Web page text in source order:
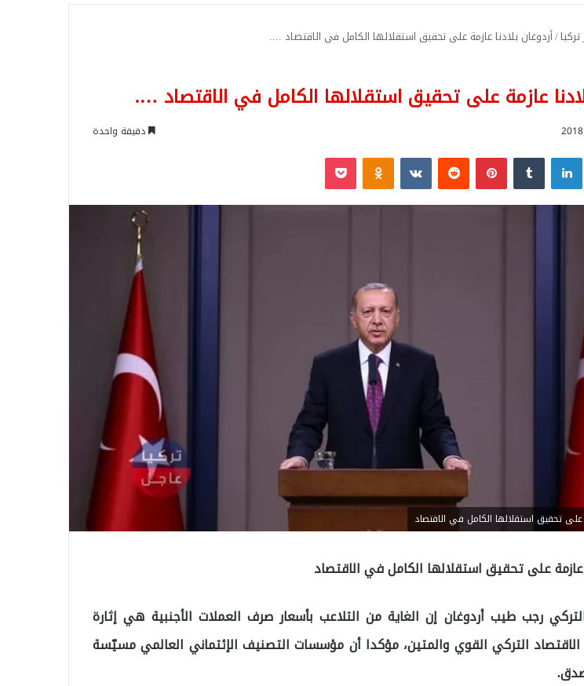
تركيا/أردوغان بلادنا عازمة على تحقيق استقلالها الكامل في الاقتصاد ….
عازمة على تحقيق استقلالها الكامل في الاقتصاد ….
دقيقة واحدة
لينكدإن بينتيريست Odnoklassniki
‫Pocket
على تحقيق استقلالها الكامل في الاقتصاد
عازمة على تحقيق استقلالها الكامل في الاقتصاد
رجب طيب أردوغان إن الغاية من التلاعب بأسعار صرف العملات الأجنبية هي إثارة
التركي القوي والمتين، مؤكدا أن مؤسسات التصنيف الإئتماني العالمي مسيّسة